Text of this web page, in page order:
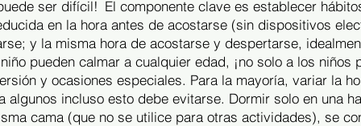
ser difícil! El componente clave es establecer
en la hora antes de acostarse (sin dispositivos
y la misma hora de acostarse y despertarse,
pueden calmar a cualquier edad, ¡no solo a los niños
y ocasiones especiales. Para la mayoría, variar la
algunos incluso esto debe evitarse. Dormir solo en una
cama (que no se utilice para otras actividades), se